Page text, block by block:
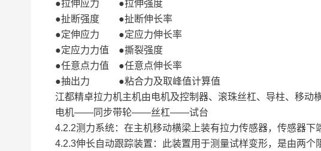
●拉伸应力 ●拉伸强度
●扯断强度 ●扯断伸长率
●定伸应力 ●定应力伸长率
●定应力力值 ●撕裂强度
●任意点力值 ●任意点伸长率
●抽出力 ●粘合力及取峰值计算值
江都精卓拉力机主机由电机及控制器、滚珠丝杠、导柱、移动
电机——同步带轮——丝杠——试台
4.2.2测力系统：在主机移动横梁上装有拉力传感器，传感器
4.2.3伸长自动跟踪装置：此装置用于测量试样变形，是由两